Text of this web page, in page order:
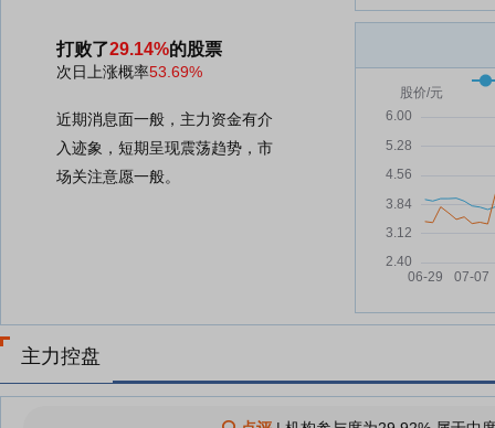
打败了29.14%的股票
次日上涨概率53.69%
近期消息面一般，主力资金有介
入迹象，短期呈现震荡趋势，市
场关注意愿一般。
主力控盘